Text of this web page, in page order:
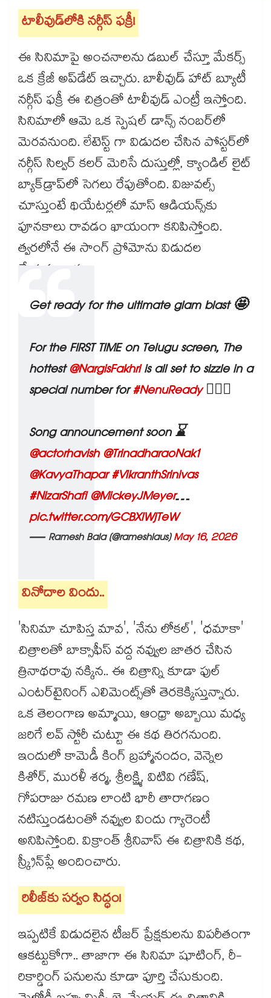
టాలీవుడ్‌లోకి నర్గీస్ ఫక్రీ!
ఈ సినిమాపై అంచనాలను డబుల్ చేస్తూ మేకర్స్
ఒక క్రేజీ అప్‌డేట్ ఇచ్చారు. బాలీవుడ్ హాట్ బ్యూటీ
నర్గీస్ ఫక్రీ ఈ చిత్రంతో టాలీవుడ్ ఎంట్రీ ఇస్తోంది.
సినిమాలో ఆమె ఒక స్పెషల్ డాన్స్ నంబర్‌లో
మెరవనుంది. లేటెస్ట్ గా విడుదల చేసిన పోస్టర్‌లో
నర్గీస్ సిల్వర్ కలర్ మెరిసే దుస్తుల్లో, క్యాండిల్ లైట్
బ్యాక్‌డ్రాప్‌లో సెగలు రేపుతోంది. విజువల్స్
చూస్తుంటే థియేటర్లలో మాస్ ఆడియన్స్‌కు
పూనకాలు రావడం ఖాయంగా కనిపిస్తోంది.
త్వరలోనే ఈ సాంగ్ ప్రోమోను విడుదల
చేయనున్నారు.
Get ready for the ultimate glam blast 🤩
For the FIRST TIME on Telugu screen, The
hottest@NargisFakhriis all set to sizzle in a
special number for#NenuReady❤️‍🔥💃
Song announcement soon ⌛
@actorhavish @TrinadharaoNak1
@KavyaThapar#VikranthSrinivas
#NizarShafi @MickeyJMeyer…
pic.twitter.com/GCBXlWjTeW
— Ramesh Bala (@rameshlaus)May 16, 2026
వినోదాల విందు..
'సినిమా చూపిస్త మావ', 'నేను లోకల్', 'ధమాకా'
చిత్రాలతో బాక్సాఫీస్ వద్ద నవ్వుల జాతర చేసిన
త్రినాథరావు నక్కిన.. ఈ చిత్రాన్ని కూడా ఫుల్
ఎంటర్‌టైనింగ్ ఎలిమెంట్స్‌తో తెరకెక్కిస్తున్నారు.
ఒక తెలంగాణ అమ్మాయి, ఆంధ్రా అబ్బాయి మధ్య
జరిగే లవ్ స్టోరీ చుట్టూ ఈ కథ తిరగనుంది.
ఇందులో కామెడీ కింగ్ బ్రహ్మానందం, వెన్నెల
కిశోర్, మురళీ శర్మ, శ్రీలక్ష్మి, విటివి గణేష్,
గోపరాజు రమణ లాంటి భారీ తారాగణం
నటిస్తుండటంతో నవ్వుల విందు గ్యారెంటీ
అనిపిస్తోంది. విక్రాంత్ శ్రీనివాస్ ఈ చిత్రానికి కథ,
స్క్రీన్‌ప్లే అందించారు.
రిలీజ్‌కు సర్వం సిద్ధం!
ఇప్పటికే విడుదలైన టీజర్ ప్రేక్షకులను విపరీతంగా
ఆకట్టుకోగా.. తాజాగా ఈ సినిమా షూటింగ్, రీ-
రికార్డింగ్ పనులను కూడా పూర్తి చేసుకుంది.